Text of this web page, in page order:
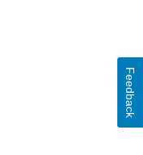
Feedback